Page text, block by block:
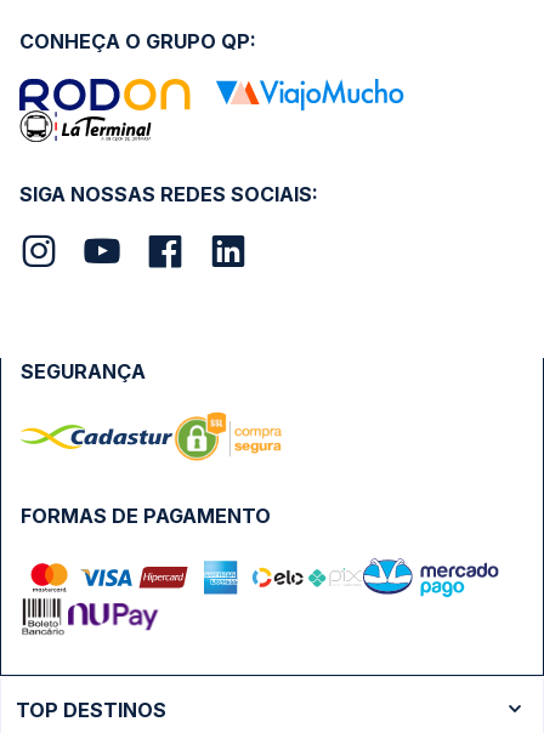
SIGA NOSSAS REDES SOCIAIS:
CONHEÇA O GRUPO QP:
FORMAS DE PAGAMENTO
SEGURANÇA
TOP DESTINOS